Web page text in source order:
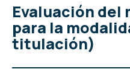
Evaluación del
para la
titulación)